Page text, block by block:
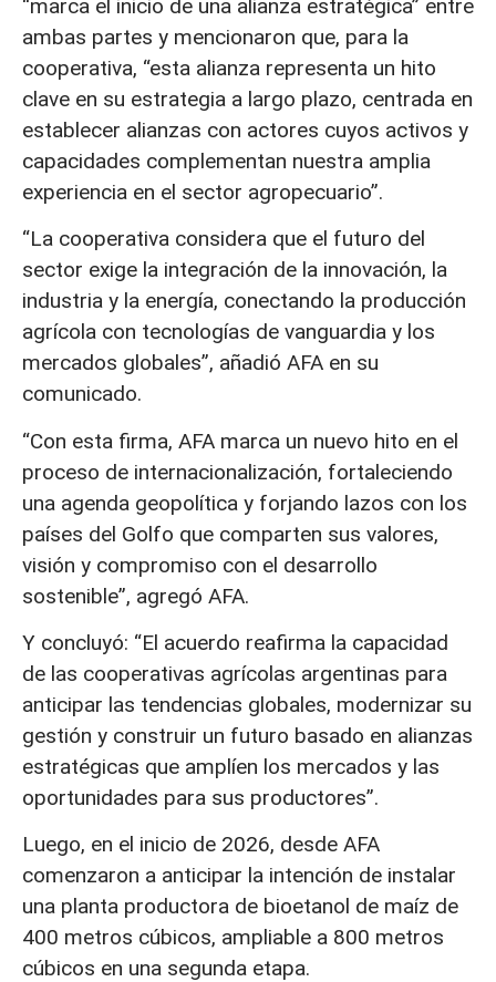
“marca el inicio de una alianza estratégica” entre
ambas partes y mencionaron que, para la
cooperativa, “esta alianza representa un hito
clave en su estrategia a largo plazo, centrada en
establecer alianzas con actores cuyos activos y
capacidades complementan nuestra amplia
experiencia en el sector agropecuario”.
“La cooperativa considera que el futuro del
sector exige la integración de la innovación, la
industria y la energía, conectando la producción
agrícola con tecnologías de vanguardia y los
mercados globales”, añadió AFA en su
comunicado.
“Con esta firma, AFA marca un nuevo hito en el
proceso de internacionalización, fortaleciendo
una agenda geopolítica y forjando lazos con los
países del Golfo que comparten sus valores,
visión y compromiso con el desarrollo
sostenible”, agregó AFA.
Y concluyó: “El acuerdo reafirma la capacidad
de las cooperativas agrícolas argentinas para
anticipar las tendencias globales, modernizar su
gestión y construir un futuro basado en alianzas
estratégicas que amplíen los mercados y las
oportunidades para sus productores”.
Luego, en el inicio de 2026, desde AFA
comenzaron a anticipar la intención de instalar
una planta productora de bioetanol de maíz de
400 metros cúbicos, ampliable a 800 metros
cúbicos en una segunda etapa.